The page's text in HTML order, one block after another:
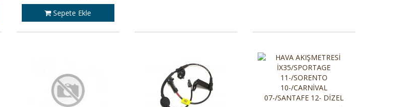
Sepete Ekle